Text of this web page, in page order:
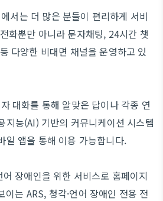
서는 더 많은 분들이 편리하게 서비
화뿐만 아니라 문자채팅, 24시간 챗
다양한 비대면 채널을 운영하고 있
대화를 통해 알맞은 답이나 각종 연
지능(AI) 기반의 커뮤니케이션 시스템
일 앱을 통해 이용 가능합니다.
어 장애인을 위한 서비스로 홈페이지
는 ARS, 청각·언어 장애인 전용 전